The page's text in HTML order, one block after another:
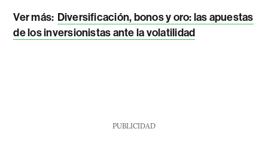
Ver más: Diversificación, bonos y oro: las apuestas
de los inversionistas ante la volatilidad
PUBLICIDAD